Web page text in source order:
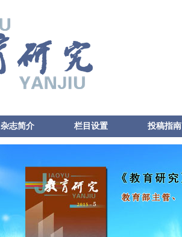
杂志简介 栏目设置 投稿指南